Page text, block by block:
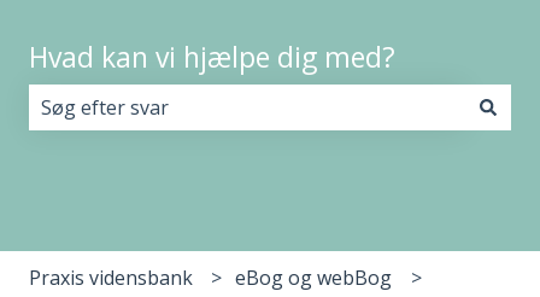
Hvad kan vi hjælpe dig med?
Praxis vidensbank eBog og webBog